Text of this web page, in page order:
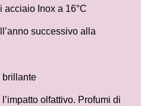
acciaio Inox a 16°C
successivo alla
brillante
olfattivo. Profumi di